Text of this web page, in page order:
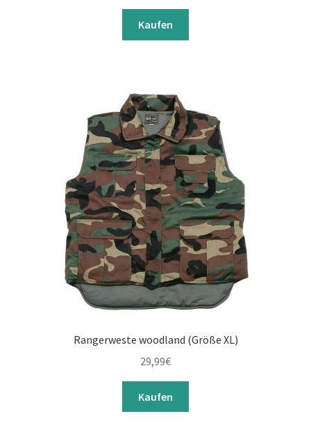
Kaufen
Rangerweste woodland (Größe XL)
29,99€
Kaufen